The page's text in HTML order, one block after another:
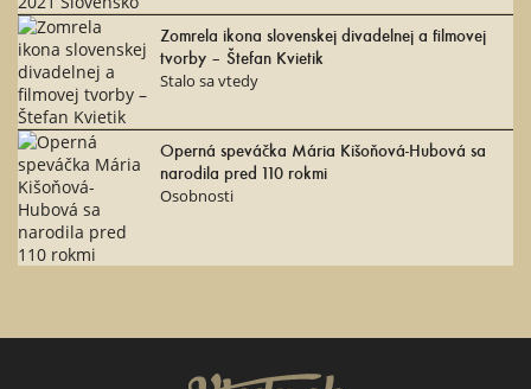
Zomrela ikona slovenskej divadelnej a filmovej
tvorby – Štefan Kvietik
Stalo sa vtedy
Operná speváčka Mária Kišoňová-Hubová sa
narodila pred 110 rokmi
Osobnosti